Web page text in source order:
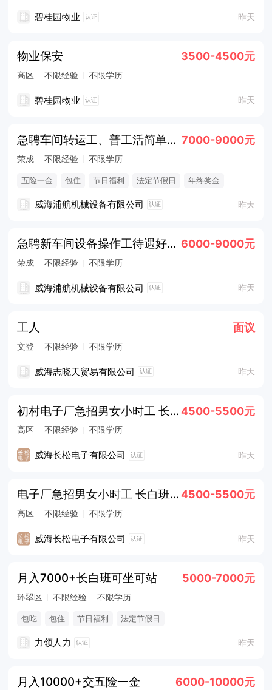
碧桂园物业 认证 昨天
物业保安 3500-4500元
高区 不限经验 不限学历
碧桂园物业 认证 昨天
急聘车间转运工、普工活简单易上手五险一金7000+ 7000-9000元
荣成 不限经验 不限学历
五险一金 包住 节日福利 法定节假日 年终奖金
威海浦航机械设备有限公司 认证 昨天
急聘新车间设备操作工待遇好五险一金提供食宿 6000-9000元
荣成 不限经验 不限学历
威海浦航机械设备有限公司 认证 昨天
工人 面议
文登 不限经验 不限学历
威海志晓天贸易有限公司 认证 昨天
初村电子厂急招男女小时工 长白班 吃住免费 4500-5500元
高区 不限经验 不限学历
威海长松电子有限公司 认证 昨天
电子厂急招男女小时工 长白班 包吃住 4500-5500元
高区 不限经验 不限学历
威海长松电子有限公司 认证 昨天
月入7000+长白班可坐可站 5000-7000元
环翠区 不限经验 不限学历
包吃 包住 节日福利 法定节假日
力领人力 认证 昨天
月入10000+交五险一金 6000-10000元